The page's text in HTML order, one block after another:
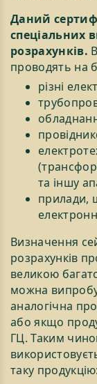
Даний
спеціальних
розрахунків.
проводять на
різні
та іншу
прилади,
Визначення
розрахунків
великою
можна
аналогічна
або якщо
ГЦ. Таким
таку продукцію: